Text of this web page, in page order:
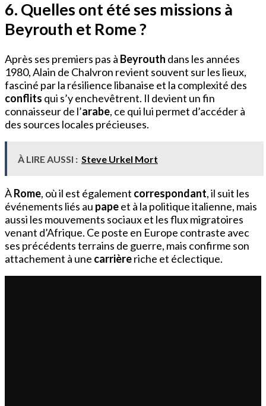
6. Quelles ont été ses missions à
Beyrouth et Rome ?
Après ses premiers pas à Beyrouth dans les années
1980, Alain de Chalvron revient souvent sur les lieux,
fasciné par la résilience libanaise et la complexité des
conflits qui s’y enchevêtrent. Il devient un fin
connaisseur de l’arabe, ce qui lui permet d’accéder à
des sources locales précieuses.
À LIRE AUSSI : Steve Urkel Mort
ÀRome, où il est également correspondant, il suit les
événements liés au papeet à la politique italienne, mais
aussi les mouvements sociaux et les flux migratoires
venant d’Afrique. Ce poste en Europe contraste avec
ses précédents terrains de guerre, mais confirme son
attachement à une carrièreriche et éclectique.